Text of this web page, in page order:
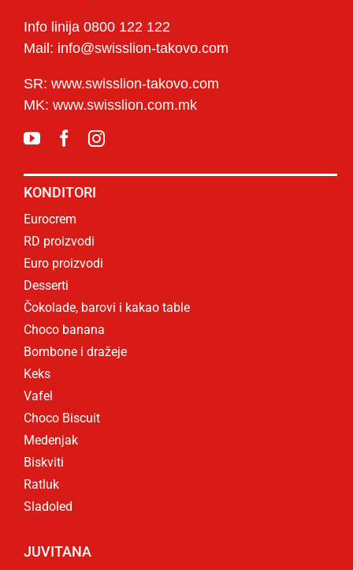
Info linija 0800 122 122
Mail: info@swisslion-takovo.com
SR: www.swisslion-takovo.com
MK: www.swisslion.com.mk
KONDITORI
Eurocrem
RD proizvodi
Euro proizvodi
Desserti
Čokolade, barovi i kakao table
Choco banana
Bombone i dražeje
Keks
Vafel
Choco Biscuit
Medenjak
Biskviti
Ratluk
Sladoled
JUVITANA